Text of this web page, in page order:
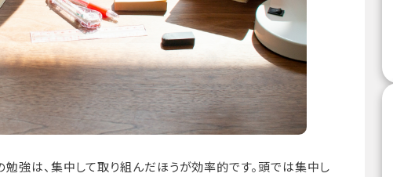
強は、集中して取り組んだほうが効率的です。頭では集中し